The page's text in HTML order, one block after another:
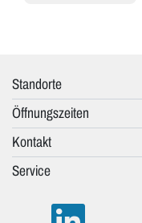
Standorte
Öffnungszeiten
Kontakt
Service